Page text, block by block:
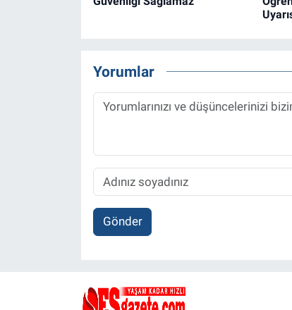
Yorumlar
Gönder